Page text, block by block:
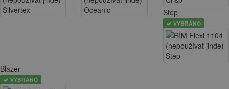
Step
VYBRÁNO
Blazer
VYBRÁNO